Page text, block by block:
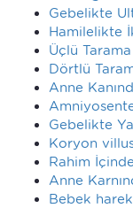
Gebelikte
Hamilelikte
Üçlü
Dörtlü
Anne
Gebelikte
Koryon
Rahim
Anne
Bebek